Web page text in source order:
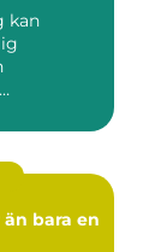
kan